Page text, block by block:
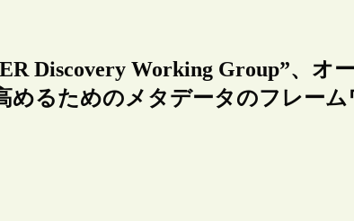
Discovery Working Group”、オ
めるためのメタデータのフレー